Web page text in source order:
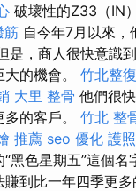
破壞性的Z33（IN
筋 自今年7月以來，
是，商人很快意識
的機會。 竹北整
大里 整骨 他們很
的客戶。 竹北 整
推薦 seo 優化 護
黑色星期五”這個名
到比一年四季更